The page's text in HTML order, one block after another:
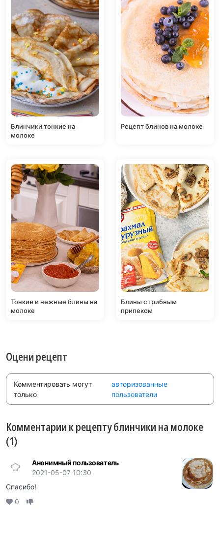
Блинчики тонкие на
молоке
Рецепт блинов на молоке
Тонкие и нежные блины на
молоке
Блины с грибным
припеком
Оцени рецепт
Комментировать могут
только
авторизованные
пользователи
Комментарии к рецепту блинчики на молоке
(1)
Анонимный пользователь
2021-05-07 10:30
Спасибо!
0